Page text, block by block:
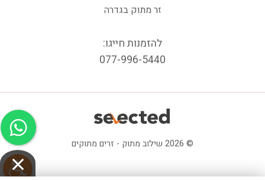
זר מתוק בגדרה
להזמנות חייגו:
077-996-5440
© 2026 שילוב מתוק - זרים מתוקים